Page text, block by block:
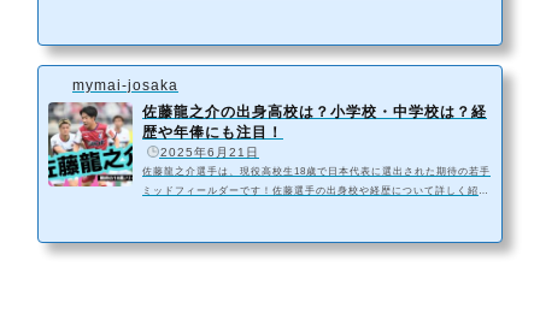
vwrzQBMプロフィール｜三戸舜介とは？プロフィール氏名三戸舜介
（みと しゅんすけ）生年月日2002年9月28日出身地山口県宇部市所...
mymai-josaka
佐藤龍之介の出身高校は？小学校・中学校は？経
歴や年俸にも注目！
2025年6月21日
佐藤龍之介選手は、現役高校生18歳で日本代表に選出された期待の若手
ミッドフィールダーです！佐藤選手の出身校や経歴について詳しく紹介